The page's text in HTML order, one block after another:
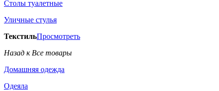
Столы туалетные
Уличные стулья
ТекстильПросмотреть
Назад к Все товары
Домашняя одежда
Одеяла